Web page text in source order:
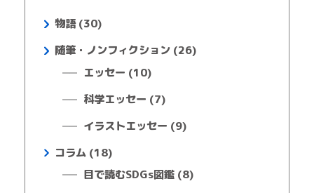
物語 (30)
随筆・ノンフィクション (26)
エッセー (10)
科学エッセー (7)
イラストエッセー (9)
コラム (18)
目で読むSDGs図鑑 (8)